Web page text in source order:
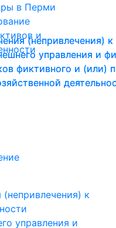
в Перми
и
к
управления и
(непривлечения)
управления и
фиктивного и (или)
(непривлечения)
управления и
фиктивного и (или)